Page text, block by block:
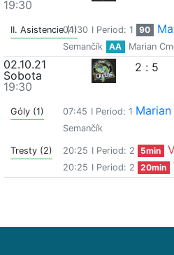
19:30
II. Asistencie (1)
04:30 I Period: 1 90
Semančík
AA Marian
02.10.21
Sobota
19:30
2 : 5
Góly (1) 07:45 I Period: 1
Semančík
Tresty (2) 20:25 I Period: 2 5min
20:25 I Period: 2 20min